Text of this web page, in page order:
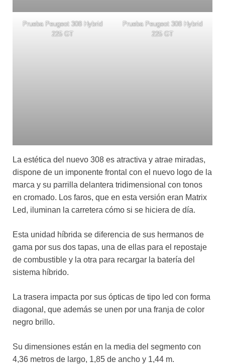
Prueba Peugeot 308 Hybrid
225 GT
Prueba Peugeot 308 Hybrid
225 GT
La estética del nuevo 308 es atractiva y atrae miradas,
dispone de un imponente frontal con el nuevo logo de la
marca y su parrilla delantera tridimensional con tonos
en cromado. Los faros, que en esta versión eran Matrix
Led, iluminan la carretera cómo si se hiciera de día.
Esta unidad híbrida se diferencia de sus hermanos de
gama por sus dos tapas, una de ellas para el repostaje
de combustible y la otra para recargar la batería del
sistema híbrido.
La trasera impacta por sus ópticas de tipo led con forma
diagonal, que además se unen por una franja de color
negro brillo.
Su dimensiones están en la media del segmento con
4,36 metros de largo, 1,85 de ancho y 1,44 m.